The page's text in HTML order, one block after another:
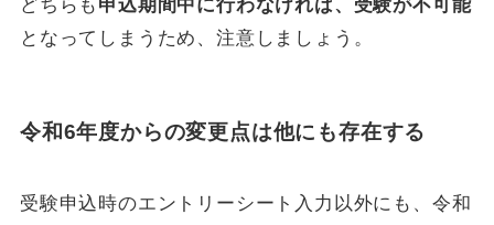
どちらも 申込期間中に行わなければ、受験が不可能
となってしまうため、注意しましょう。
令和6年度からの変更点は他にも存在する
受験申込時のエントリーシート入力以外にも、令和